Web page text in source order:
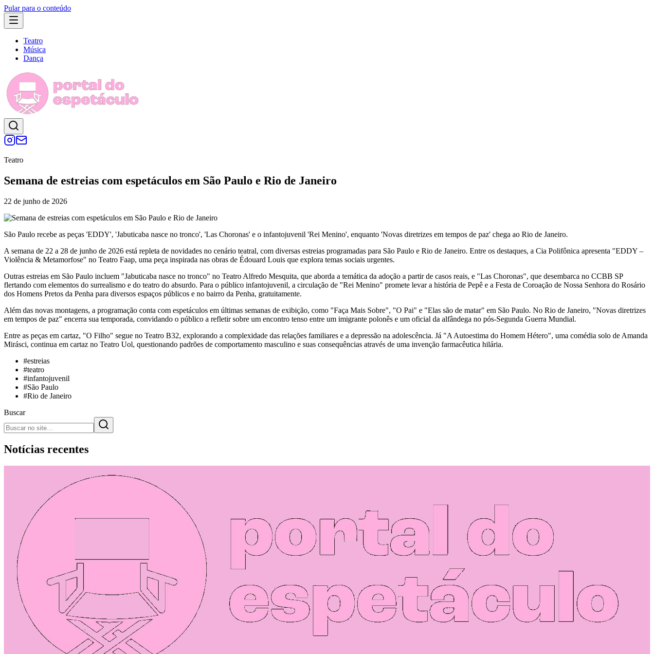
Pular para o conteúdo
Teatro
Música
Dança
Teatro
Semana de estreias com espetáculos em São Paulo e Rio de Janeiro
22 de junho de 2026
São Paulo recebe as peças 'EDDY', 'Jabuticaba nasce no tronco', 'Las Choronas' e o infantojuvenil 'Rei Menino', enquanto 'Novas diretrizes em tempos de paz' chega ao Rio de Janeiro.
A semana de 22 a 28 de junho de 2026 está repleta de novidades no cenário teatral, com diversas estreias programadas para São Paulo e Rio de Janeiro. Entre os destaques, a Cia Polifônica apresenta "EDDY –
Violência & Metamorfose" no Teatro Faap, uma peça inspirada nas obras de Édouard Louis que explora temas sociais urgentes.
Outras estreias em São Paulo incluem "Jabuticaba nasce no tronco" no Teatro Alfredo Mesquita, que aborda a temática da adoção a partir de casos reais, e "Las Choronas", que desembarca no CCBB SP
flertando com elementos do surrealismo e do teatro do absurdo. Para o público infantojuvenil, a circulação de "Rei Menino" promete levar a história de Pepê e a Festa de Coroação de Nossa Senhora do Rosário
dos Homens Pretos da Penha para diversos espaços públicos e no bairro da Penha, gratuitamente.
Além das novas montagens, a programação conta com espetáculos em últimas semanas de exibição, como "Faça Mais Sobre", "O Pai" e "Elas são de matar" em São Paulo. No Rio de Janeiro, "Novas diretrizes
em tempos de paz" encerra sua temporada, convidando o público a refletir sobre um encontro tenso entre um imigrante polonês e um oficial da alfândega no pós-Segunda Guerra Mundial.
Entre as peças em cartaz, "O Filho" segue no Teatro B32, explorando a complexidade das relações familiares e a depressão na adolescência. Já "A Autoestima do Homem Hétero", uma comédia solo de Amanda
Mirásci, continua em cartaz no Teatro Uol, questionando padrões de comportamento masculino e suas consequências através de uma invenção farmacêutica hilária.
#estreias
#teatro
#infantojuvenil
#São Paulo
#Rio de Janeiro
Buscar
Notícias recentes